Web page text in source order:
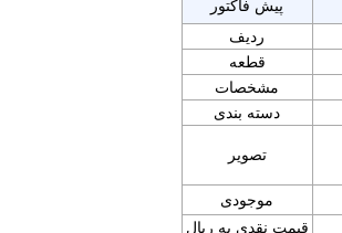
پیش فاکتور
ردیف
قطعه
مشخصات
دسته بندی
تصویر
موجودی
قیمت نقدی به ریال